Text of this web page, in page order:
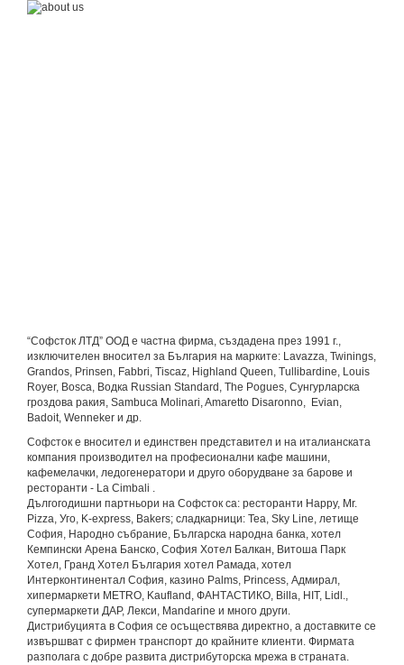
“Софсток ЛТД” ООД e частна фирма, създадена през 1991 г.,
изключителен вносител за България на марките: Lavazza, Twinings,
Grandos, Prinsen, Fabbri, Tiscaz, Highland Queen, Tullibardine, Louis
Royer, Bosca, Водка Russian Standard, The Pogues, Сунгурларска
гроздова ракия, Sambuca Molinari, Amaretto Disaronno, Evian,
Badoit, Wenneker и др.
Софсток е вносител и единствен представител и на италианската
компания производител на професионални кафе машини,
кафемелачки, ледогенератори и друго оборудване за барове и
ресторанти - La Cimbali .
Дългогодишни партньори на Софсток са: ресторанти Happy, Mr.
Pizza, Уго, K-express, Bakers; сладкарници: Теа, Sky Line, летище
София, Народно събрание, Българска народна банка, хотел
Кемпински Арена Банско, София Хотел Балкан, Витоша Парк
Хотел, Гранд Хотел България хотел Рамада, хотел
Интерконтинентал София, казино Palms, Princess, Адмирал,
хипермаркети METRO, Kaufland, ФАНТАСТИКО, Billa, HIT, Lidl.,
супермаркети ДАР, Лекси, Mandarine и много други.
Дистрибуцията в София се осъществява директно, а доставките се
извършват с фирмен транспорт до крайните клиенти. Фирмата
разполага с добре развита дистрибуторска мрежа в страната.